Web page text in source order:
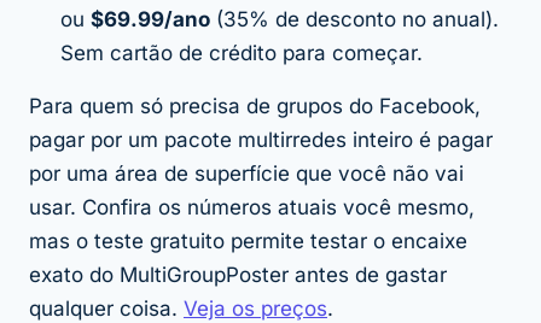
ou $69.99/ano (35% de desconto no anual).
Sem cartão de crédito para começar.
Para quem só precisa de grupos do Facebook,
pagar por um pacote multirredes inteiro é pagar
por uma área de superfície que você não vai
usar. Confira os números atuais você mesmo,
mas o teste gratuito permite testar o encaixe
exato do MultiGroupPoster antes de gastar
qualquer coisa. Veja os preços.